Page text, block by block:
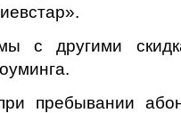
с другими
пребывании